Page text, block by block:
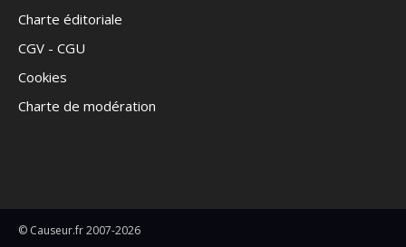
Charte éditoriale
CGV - CGU
Cookies
Charte de modération
© Causeur.fr 2007-2026